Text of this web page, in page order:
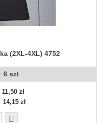
(2XL-4XL) 4752
6 szt
11,50 zł
14,15 zł